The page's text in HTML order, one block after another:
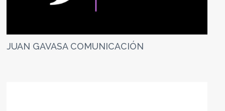
JUAN GAVASA COMUNICACIÓN